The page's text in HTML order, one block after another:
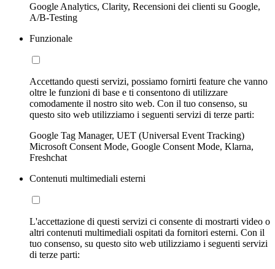
Google Analytics, Clarity, Recensioni dei clienti su Google,
A/B-Testing
Funzionale
Accettando questi servizi, possiamo fornirti feature che vanno
oltre le funzioni di base e ti consentono di utilizzare
comodamente il nostro sito web. Con il tuo consenso, su
questo sito web utilizziamo i seguenti servizi di terze parti:
Google Tag Manager, UET (Universal Event Tracking)
Microsoft Consent Mode, Google Consent Mode, Klarna,
Freshchat
Contenuti multimediali esterni
L'accettazione di questi servizi ci consente di mostrarti video o
altri contenuti multimediali ospitati da fornitori esterni. Con il
tuo consenso, su questo sito web utilizziamo i seguenti servizi
di terze parti: